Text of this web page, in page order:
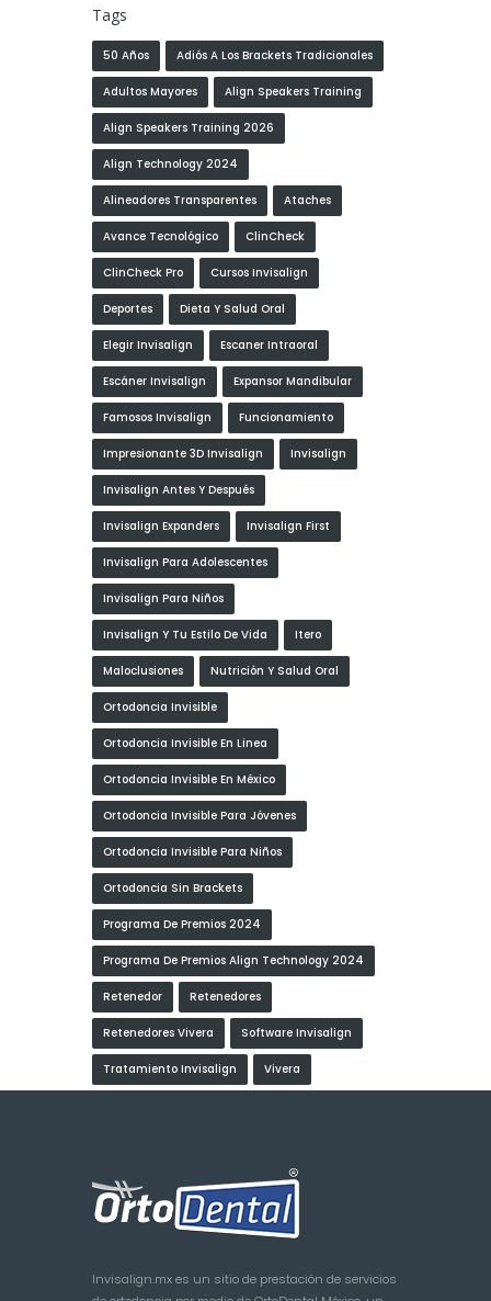
Tags
50 Años Adiós A Los Brackets Tradicionales
Adultos Mayores Align Speakers Training
Align Speakers Training 2026
Align Technology 2024
Alineadores Transparentes Ataches
Avance Tecnológico ClinCheck
ClinCheck Pro Cursos Invisalign
Deportes Dieta Y Salud Oral
Elegir Invisalign Escaner Intraoral
Escáner Invisalign Expansor Mandibular
Famosos Invisalign Funcionamiento
Impresionante 3D Invisalign Invisalign
Invisalign Antes Y Después
Invisalign Expanders Invisalign First
Invisalign Para Adolescentes
Invisalign Para Niños
Invisalign Y Tu Estilo De Vida Itero
Maloclusiones Nutrición Y Salud Oral
Ortodoncia Invisible
Ortodoncia Invisible En Linea
Ortodoncia Invisible En México
Ortodoncia Invisible Para Jóvenes
Ortodoncia Invisible Para Niños
Ortodoncia Sin Brackets
Programa De Premios 2024
Programa De Premios Align Technology 2024
Retenedor Retenedores
Retenedores Vivera Software Invisalign
Tratamiento Invisalign Vivera
Invisalign.mx es un sitio de prestación de servicios